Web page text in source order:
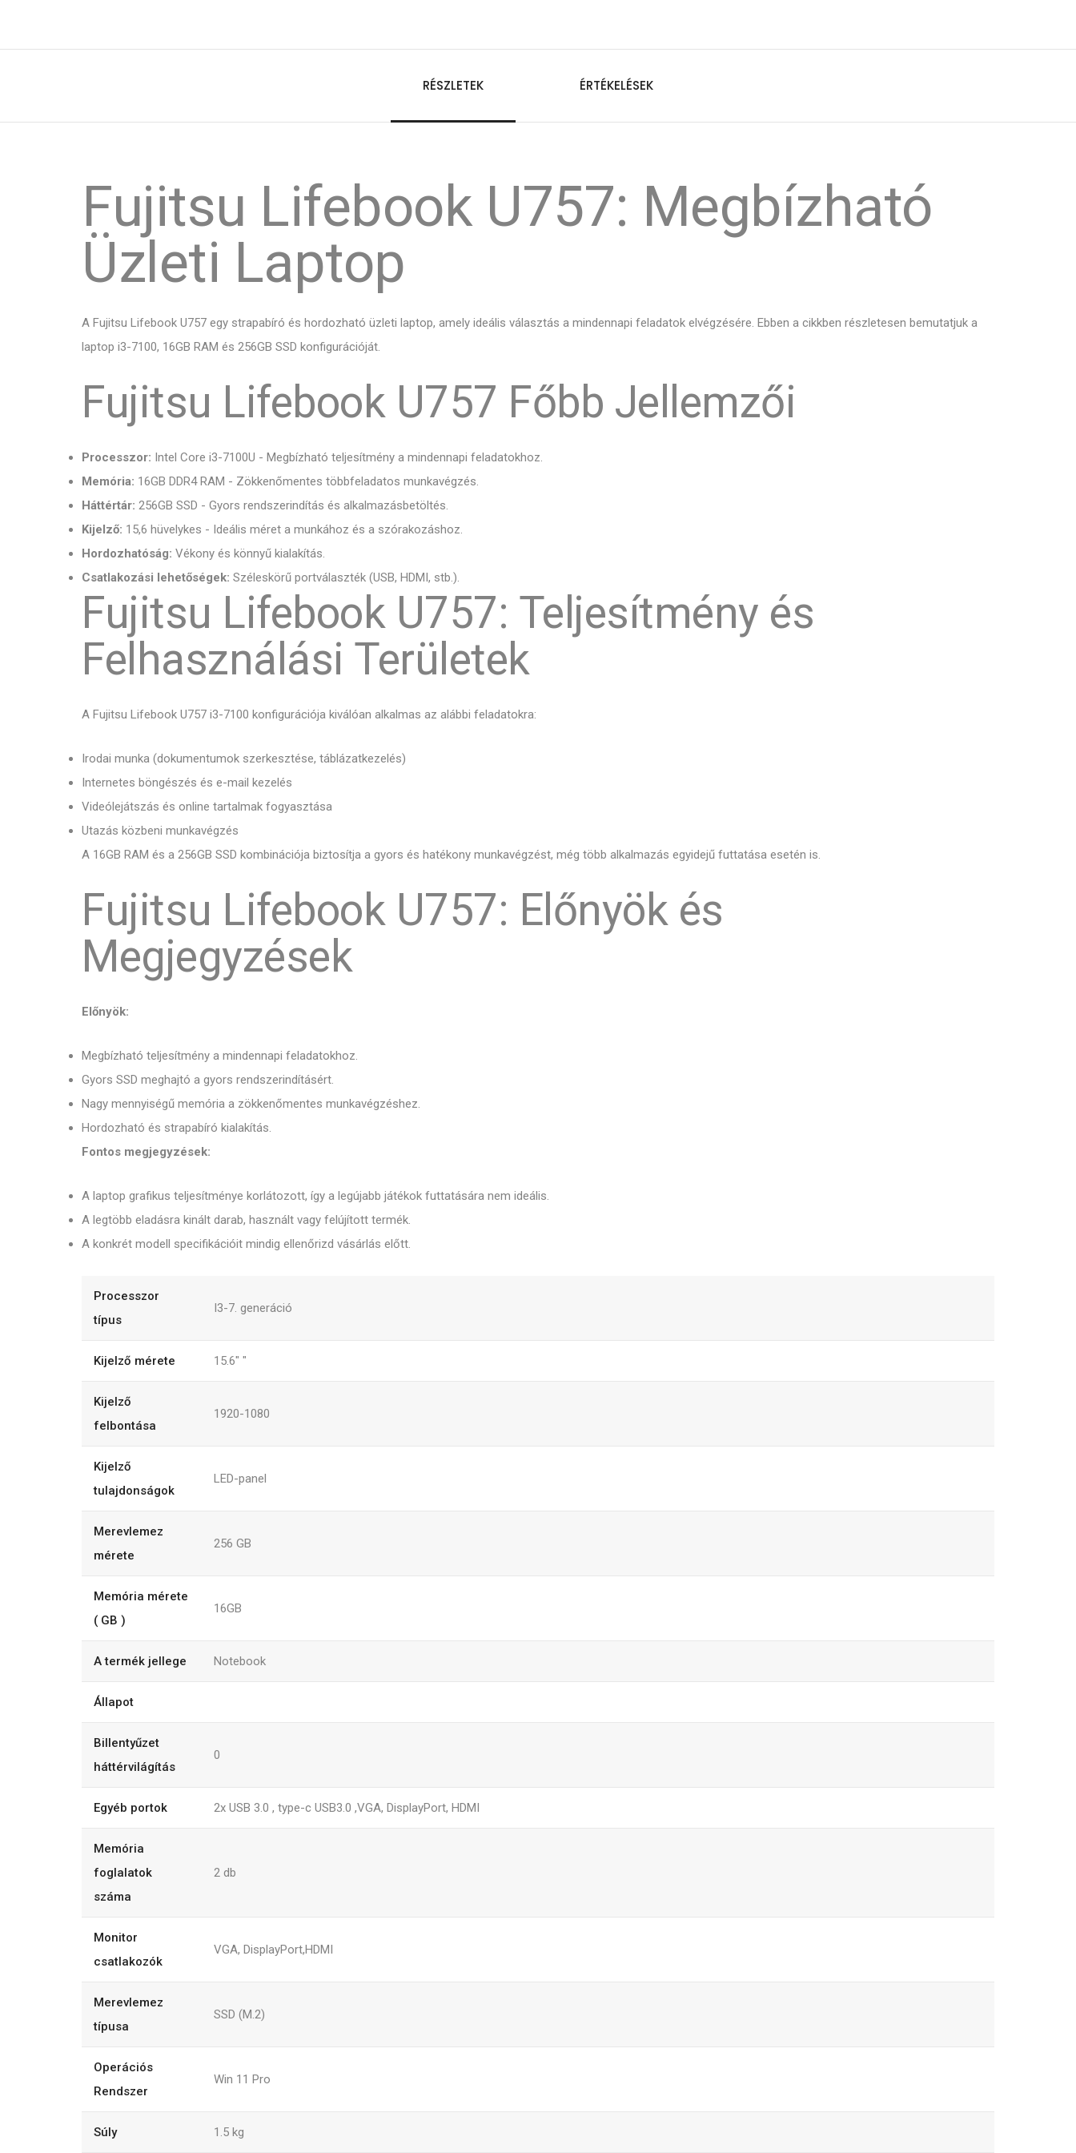
RÉSZLETEK ÉRTÉKELÉSEK
Fujitsu Lifebook U757: Megbízható
Üzleti Laptop
A Fujitsu Lifebook U757 egy strapabíró és hordozható üzleti laptop, amely ideális választás a mindennapi feladatok elvégzésére. Ebben a cikkben részletesen bemutatjuk a
laptop i3-7100, 16GB RAM és 256GB SSD konfigurációját.
Fujitsu Lifebook U757 Főbb Jellemzői
Processzor: Intel Core i3-7100U - Megbízható teljesítmény a mindennapi feladatokhoz.
Memória: 16GB DDR4 RAM - Zökkenőmentes többfeladatos munkavégzés.
Háttértár: 256GB SSD - Gyors rendszerindítás és alkalmazásbetöltés.
Kijelző: 15,6 hüvelykes - Ideális méret a munkához és a szórakozáshoz.
Hordozhatóság: Vékony és könnyű kialakítás.
Csatlakozási lehetőségek: Széleskörű portválaszték (USB, HDMI, stb.).
Fujitsu Lifebook U757: Teljesítmény és
Felhasználási Területek
A Fujitsu Lifebook U757 i3-7100 konfigurációja kiválóan alkalmas az alábbi feladatokra:
Irodai munka (dokumentumok szerkesztése, táblázatkezelés)
Internetes böngészés és e-mail kezelés
Videólejátszás és online tartalmak fogyasztása
Utazás közbeni munkavégzés
A 16GB RAM és a 256GB SSD kombinációja biztosítja a gyors és hatékony munkavégzést, még több alkalmazás egyidejű futtatása esetén is.
Fujitsu Lifebook U757: Előnyök és
Megjegyzések
Előnyök:
Megbízható teljesítmény a mindennapi feladatokhoz.
Gyors SSD meghajtó a gyors rendszerindításért.
Nagy mennyiségű memória a zökkenőmentes munkavégzéshez.
Hordozható és strapabíró kialakítás.
Fontos megjegyzések:
A laptop grafikus teljesítménye korlátozott, így a legújabb játékok futtatására nem ideális.
A legtöbb eladásra kinált darab, használt vagy felújított termék.
A konkrét modell specifikációit mindig ellenőrizd vásárlás előtt.
Processzor
típus
I3-7. generáció
Kijelző mérete 15.6" "
Kijelző
felbontása
1920-1080
Kijelző
tulajdonságok
LED-panel
Merevlemez
mérete
256 GB
Memória mérete
( GB )
16GB
A termék jellege Notebook
Állapot
Billentyűzet
háttérvilágítás
0
Egyéb portok 2x USB 3.0 , type-c USB3.0 ,VGA, DisplayPort, HDMI
Memória
foglalatok
száma
2 db
Monitor
csatlakozók
VGA, DisplayPort,HDMI
Merevlemez
típusa
SSD (M.2)
Operációs
Rendszer
Win 11 Pro
Súly 1.5 kg